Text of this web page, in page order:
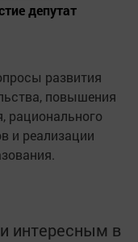
депутат
развития
повышения
рационального
и реализации
интересным в